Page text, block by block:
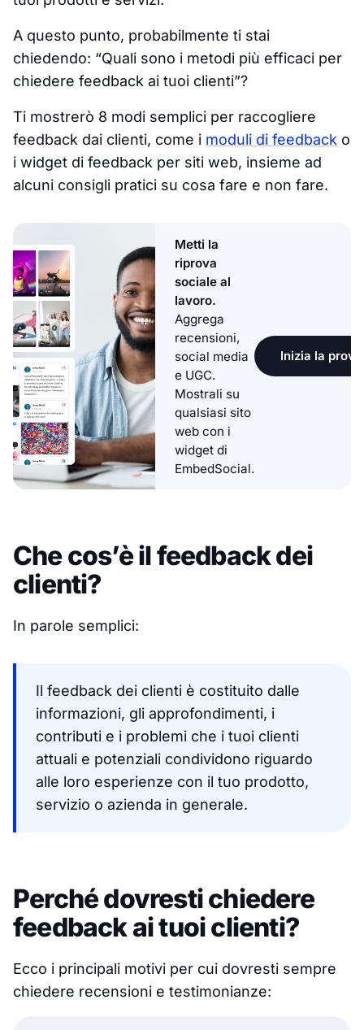
A questo punto, probabilmente ti stai
chiedendo: “Quali sono i metodi più efficaci per
chiedere feedback ai tuoi clienti”?
Ti mostrerò 8 modi semplici per raccogliere
feedback dai clienti, come i moduli di feedback o
i widget di feedback per siti web, insieme ad
alcuni consigli pratici su cosa fare e non fare.
Metti la
riprova
sociale al
lavoro.
Aggrega
recensioni,
social media
e UGC.
Mostrali su
qualsiasi sito
web con i
widget di
EmbedSocial.
Inizia la
Che cos’è il feedback dei
clienti?
In parole semplici:
Il feedback dei clienti è costituito dalle
informazioni, gli approfondimenti, i
contributi e i problemi che i tuoi clienti
attuali e potenziali condividono riguardo
alle loro esperienze con il tuo prodotto,
servizio o azienda in generale.
Perché dovresti chiedere
feedback ai tuoi clienti?
Ecco i principali motivi per cui dovresti sempre
chiedere recensioni e testimonianze: